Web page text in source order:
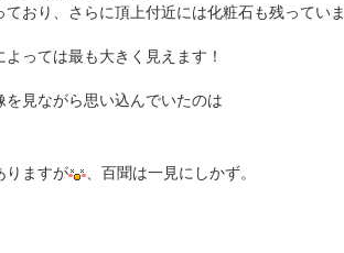
ており、さらに頂上付近には化粧石も残っていま
っては最も大きく見えます！
を見ながら思い込んでいたのは
りますが 、百聞は一見にしかず。